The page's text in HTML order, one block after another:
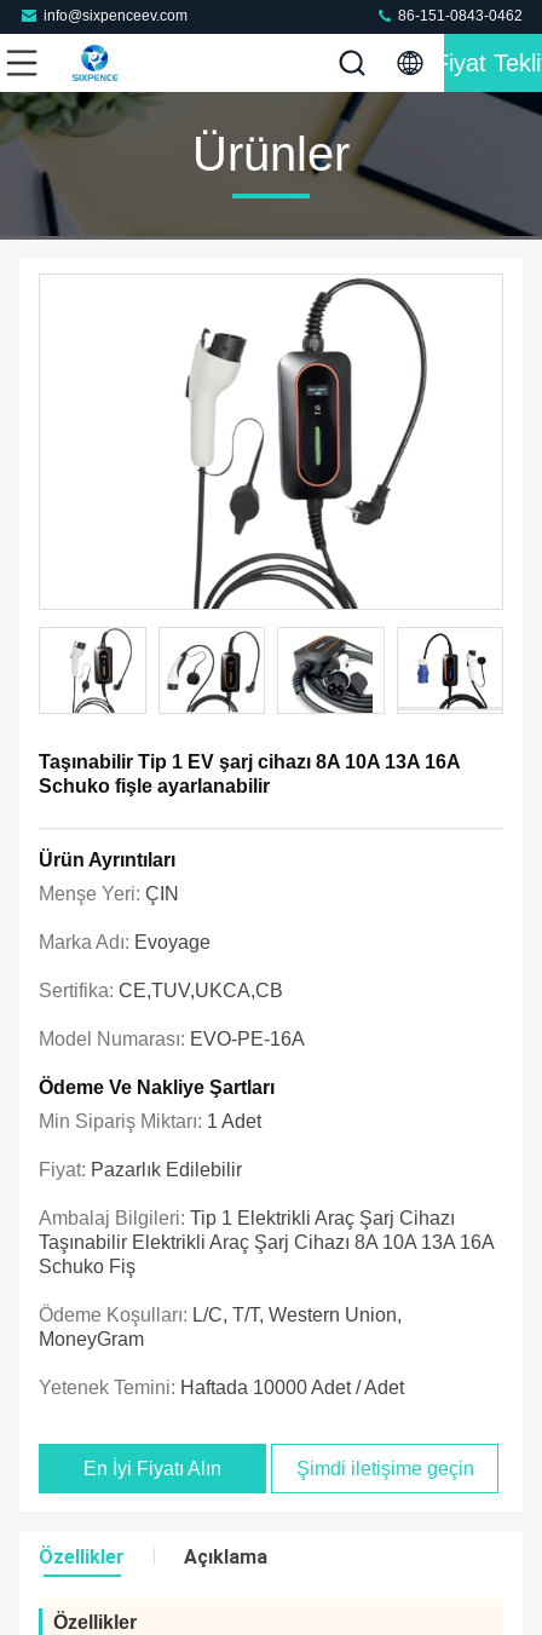
info@sixpenceev.com 86-151-0843-0462
Fiyat
Ürünler
Taşınabilir Tip 1 EV şarj cihazı 8A 10A 13A 16A
Schuko fişle ayarlanabilir
Ürün Ayrıntıları
Menşe Yeri: ÇIN
Marka Adı: Evoyage
Sertifika: CE,TUV,UKCA,CB
Model Numarası: EVO-PE-16A
Ödeme Ve Nakliye Şartları
Min Sipariş Miktarı: 1 Adet
Fiyat: Pazarlık Edilebilir
Ambalaj Bilgileri: Tip 1 Elektrikli Araç Şarj Cihazı
Taşınabilir Elektrikli Araç Şarj Cihazı 8A 10A 13A 16A
Schuko Fiş
Ödeme Koşulları: L/C, T/T, Western Union,
MoneyGram
Yetenek Temini: Haftada 10000 Adet / Adet
En İyi Fiyatı Alın Şimdi iletişime geçin
Özellikler Açıklama
Özellikler